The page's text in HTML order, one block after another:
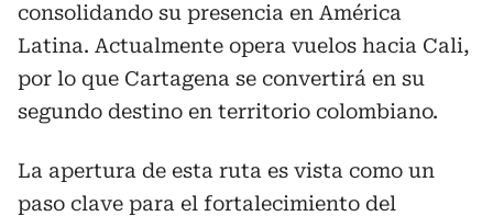
consolidando su presencia en América
Latina. Actualmente opera vuelos hacia Cali,
por lo que Cartagena se convertirá en su
segundo destino en territorio colombiano.
La apertura de esta ruta es vista como un
paso clave para el fortalecimiento del